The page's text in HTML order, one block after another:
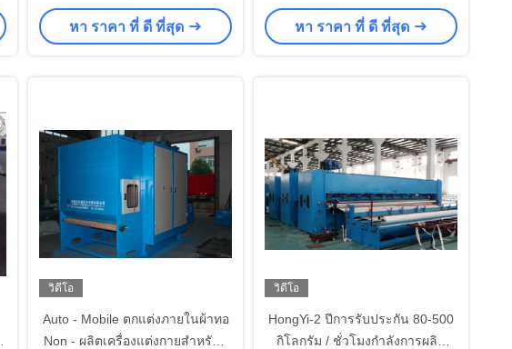
หา ราคา ที่ ดี ที่สุด
ยึดติดด้วยความร้อน
หา ราคา ที่ ดี ที่สุด
วิดีโอ
Auto - Mobile ตกแต่งภายในผ้าทอ
Non - ผลิตเครื่องแต่งกายสำหรับผู้
วิดีโอ
HongYi-2 ปีการรับประกัน 80-500
กิโลกรัม / ชั่วโมงกำลังการผลิต